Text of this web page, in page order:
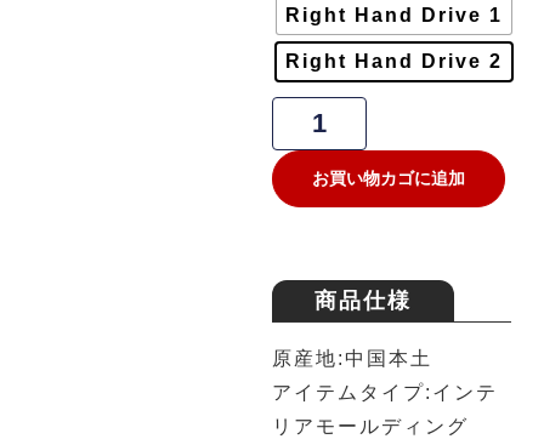
Right Hand Drive 1
Right Hand Drive 2
お買い物カゴに追加
商品仕様
原産地:中国本土
アイテムタイプ:インテ
リアモールディング